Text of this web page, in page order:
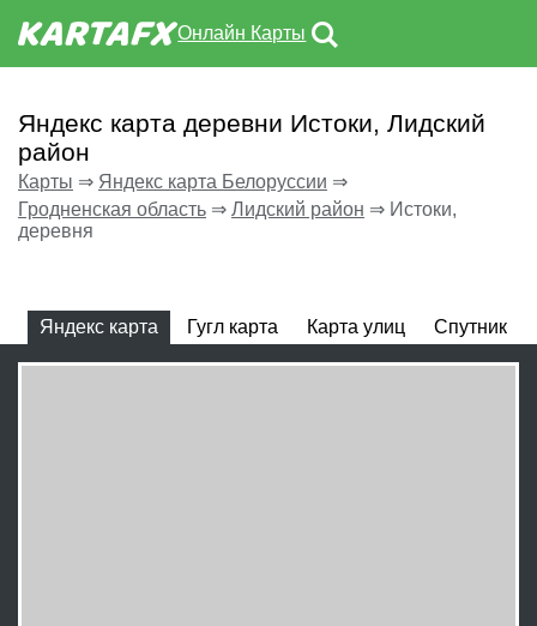
Онлайн Карты
Яндекс карта деревни Истоки, Лидский
район
Карты ⇒ Яндекс карта Белоруссии ⇒
Гродненская область ⇒ Лидский район ⇒ Истоки,
деревня
Яндекс карта Гугл карта Карта улиц Спутник